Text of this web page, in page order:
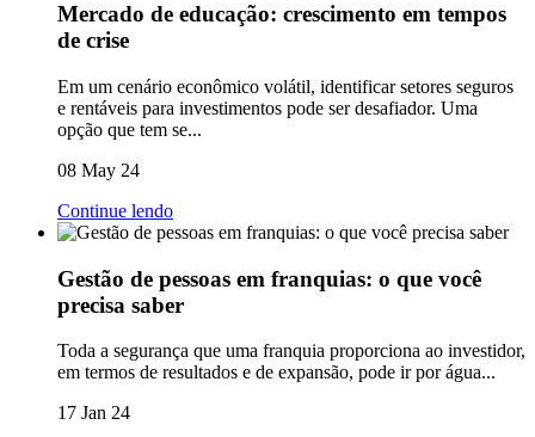
Mercado de educação: crescimento em tempos
de crise
Em um cenário econômico volátil, identificar setores seguros
e rentáveis para investimentos pode ser desafiador. Uma
opção que tem se...
08 May 24
Continue lendo
Gestão de pessoas em franquias: o que você
precisa saber
Toda a segurança que uma franquia proporciona ao investidor,
em termos de resultados e de expansão, pode ir por água...
17 Jan 24